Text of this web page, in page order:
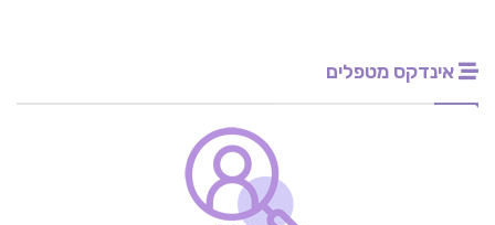
אינדקס מטפלים